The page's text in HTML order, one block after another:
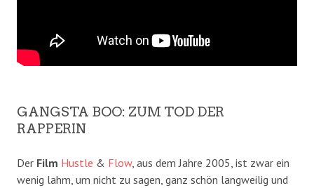
GANGSTA BOO: ZUM TOD DER
RAPPERIN
Der Film Hustle & Flow, aus dem Jahre 2005, ist zwar ein
wenig lahm, um nicht zu sagen, ganz schön langweilig und